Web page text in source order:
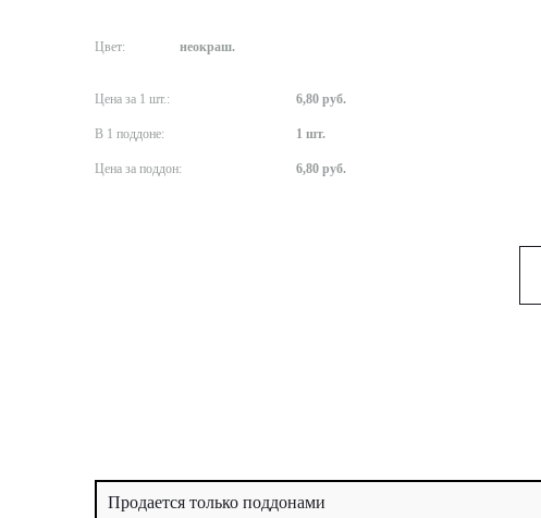
Цвет: неокраш.
Цена за 1 шт.: 6,80 руб.
В 1 поддоне: 1 шт.
Цена за поддон: 6,80 руб.
Продается только поддонами